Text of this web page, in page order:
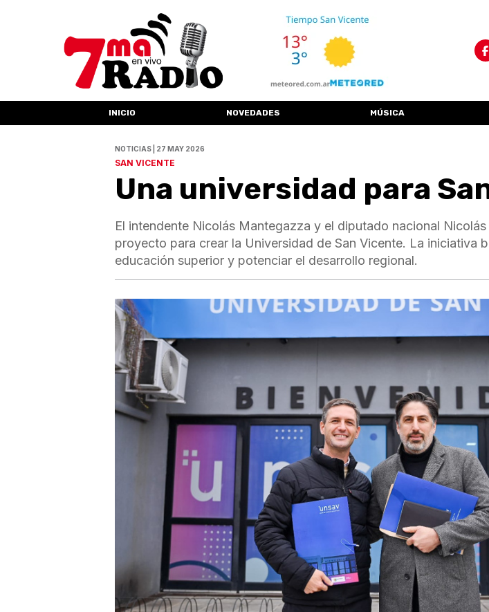
INICIO NOVEDADES MÚSICA
NOTICIAS | 27 MAY 2026
SAN VICENTE
Una universidad para
El intendente Nicolás Mantegazza y el diputado nacional
proyecto para crear la Universidad de San Vicente. La iniciativa
educación superior y potenciar el desarrollo regional.